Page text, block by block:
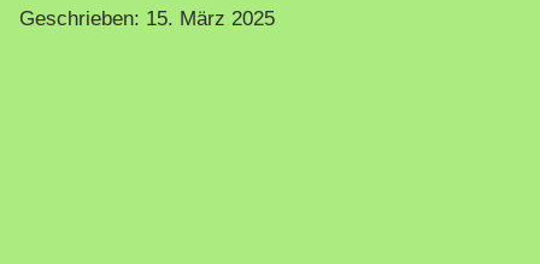
Geschrieben: 15. März 2025